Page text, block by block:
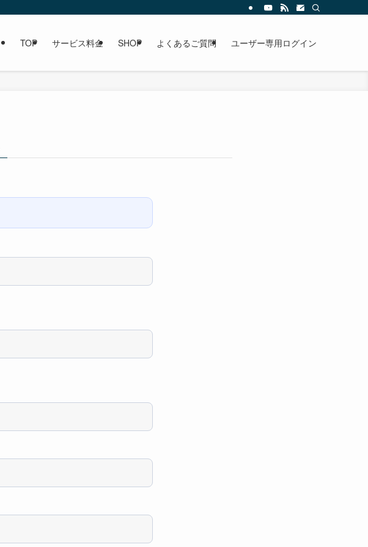
TOP サービス料金 SHOP よくあるご質問 ユーザー専用ログイン